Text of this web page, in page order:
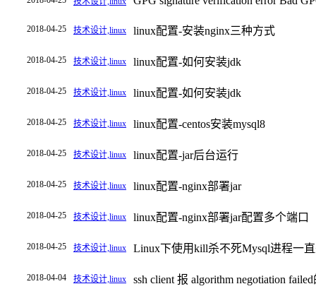
2018-04-25 技术设计,linux linux配置-安装nginx三种方式
2018-04-25 技术设计,linux linux配置-如何安装jdk
2018-04-25 技术设计,linux linux配置-如何安装jdk
2018-04-25 技术设计,linux linux配置-centos安装mysql8
2018-04-25 技术设计,linux linux配置-jar后台运行
2018-04-25 技术设计,linux linux配置-nginx部署jar
2018-04-25 技术设计,linux linux配置-nginx部署jar配置多个端口
2018-04-25 技术设计,linux Linux下使用kill杀不死Mysql进程一
2018-04-04 技术设计,linux ssh client 报 algorithm negotiation